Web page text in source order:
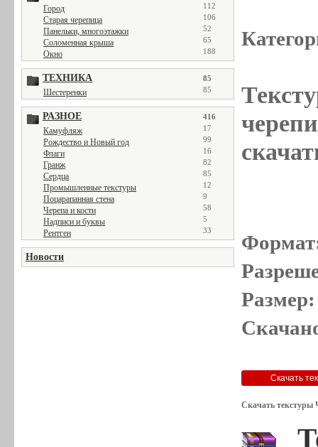
Город 112
Старая черепица 106
Панельки, многоэтажки 52
Соломенная крыша 65
Окно 188
ТЕХНИКА 85
Шестеренки 85
РАЗНОЕ 416
Камуфляж 17
Рождество и Новый год 99
Флаги 16
Гранж 82
Сердца 85
Промышленные текстуры 12
Поцарапанная стена 9
Черепа и кости 58
Надписи и буквы 5
Рентген 33
Новости
Скачать текстуры